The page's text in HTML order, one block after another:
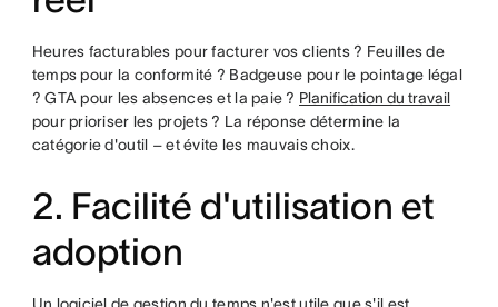
Heures facturables pour facturer vos clients ? Feuilles de
temps pour la conformité ? Badgeuse pour le pointage légal
? GTA pour les absences et la paie ? Planification du travail
pour prioriser les projets ? La réponse détermine la
catégorie d'outil – et évite les mauvais choix.
2. Facilité d'utilisation et
adoption